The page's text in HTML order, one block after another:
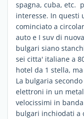
spagna, cuba, etc.
interesse. In questi
cominciato a
auto e I suv di
bulgari siano
sei citta' italiane a
hotel da 1 stella,
La bulgaria
elettroni in un
velocissimi in
bulgari inchiodati a